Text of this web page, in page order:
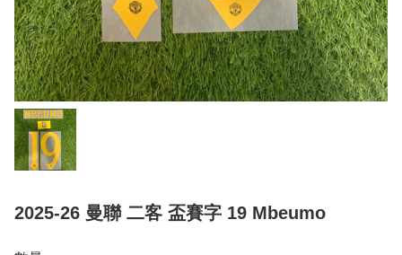
2025-26 曼聯 二客 盃賽字 19 Mbeumo